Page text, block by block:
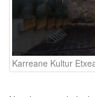
Karreane Kultur